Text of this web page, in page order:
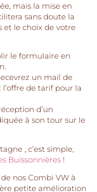
mais la mise en
sans doute la
et le choix de votre
le formulaire en
un mail de
de tarif pour la
d’un
à son tour sur le
, c’est simple,
Buissonnières !
nos Combi VW à
petite amélioration